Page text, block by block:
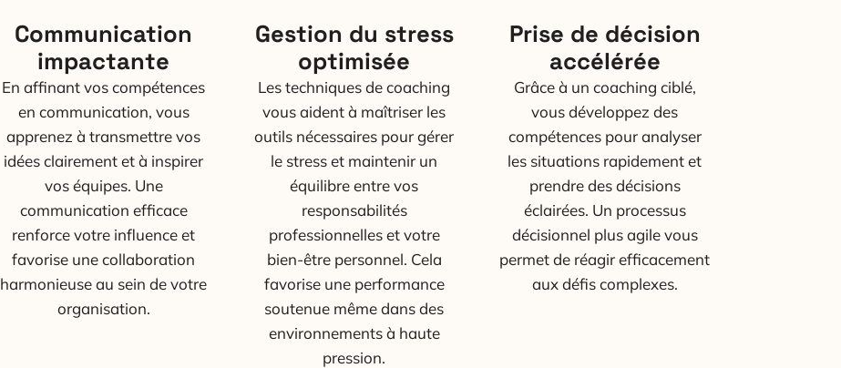
Communication
impactante
En affinant vos compétences
en communication, vous
apprenez à transmettre vos
idées clairement et à inspirer
vos équipes. Une
communication efficace
renforce votre influence et
favorise une collaboration
harmonieuse au sein de votre
organisation.
Gestion du stress
optimisée
Les techniques de coaching
vous aident à maîtriser les
outils nécessaires pour gérer
le stress et maintenir un
équilibre entre vos
responsabilités
professionnelles et votre
bien-être personnel. Cela
favorise une performance
soutenue même dans des
environnements à haute
pression.
Prise de décision
accélérée
Grâce à un coaching ciblé,
vous développez des
compétences pour analyser
les situations rapidement et
prendre des décisions
éclairées. Un processus
décisionnel plus agile vous
permet de réagir efficacement
aux défis complexes.